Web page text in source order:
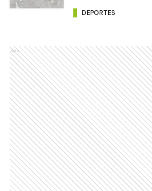
DEPORTES
Ads